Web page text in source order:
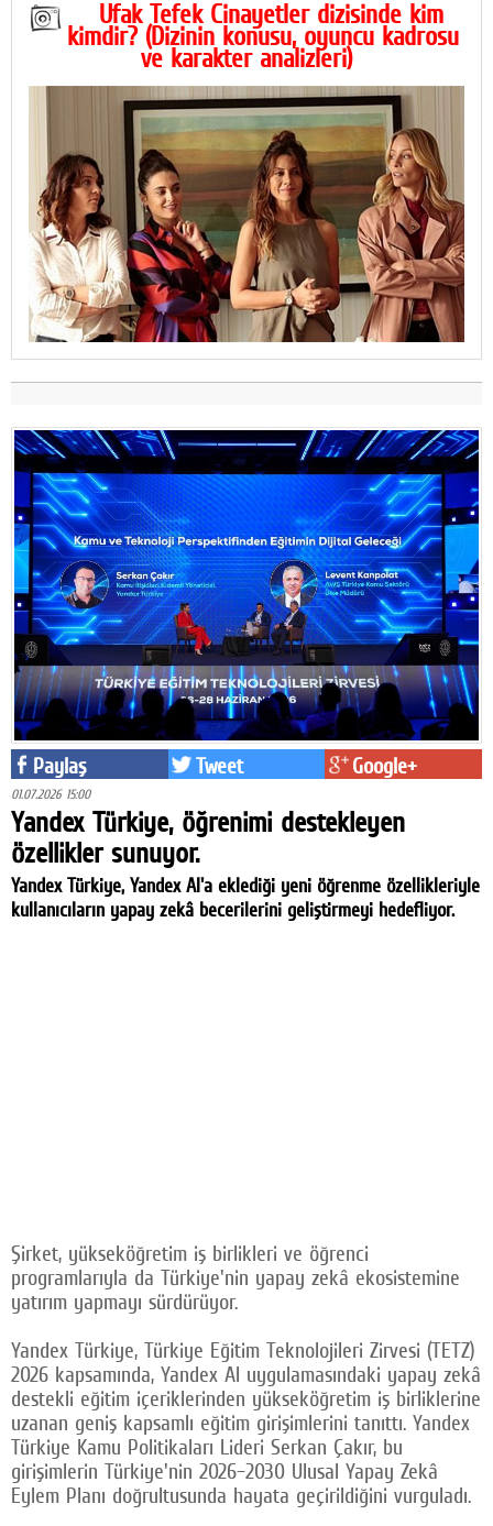
Ufak Tefek Cinayetler dizisinde kim
kimdir? (Dizinin konusu, oyuncu kadrosu
ve karakter analizleri)
Paylaş Tweet Google+
01.07.2026 15:00
Yandex Türkiye, öğrenimi destekleyen
özellikler sunuyor.
Yandex Türkiye, Yandex AI'a eklediği yeni öğrenme özellikleriyle
kullanıcıların yapay zekâ becerilerini geliştirmeyi hedefliyor.
Şirket, yükseköğretim iş birlikleri ve öğrenci
programlarıyla da Türkiye'nin yapay zekâ ekosistemine
yatırım yapmayı sürdürüyor.
Yandex Türkiye, Türkiye Eğitim Teknolojileri Zirvesi (TETZ)
2026 kapsamında, Yandex AI uygulamasındaki yapay zekâ
destekli eğitim içeriklerinden yükseköğretim iş birliklerine
uzanan geniş kapsamlı eğitim girişimlerini tanıttı. Yandex
Türkiye Kamu Politikaları Lideri Serkan Çakır, bu
girişimlerin Türkiye'nin 2026–2030 Ulusal Yapay Zekâ
Eylem Planı doğrultusunda hayata geçirildiğini vurguladı.